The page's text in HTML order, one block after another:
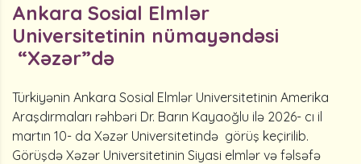
Ankara Sosial Elmlər
Universitetinin nümayəndəsi
“Xəzər”də
Türkiyənin Ankara Sosial Elmlər Universitetinin Amerika
Araşdırmaları rəhbəri Dr. Barın Kayaoğlu ilə 2026- cı il
martın 10- da Xəzər Universitetində görüş keçirilib.
Görüşdə Xəzər Universitetinin Siyasi elmlər və fəlsəfə